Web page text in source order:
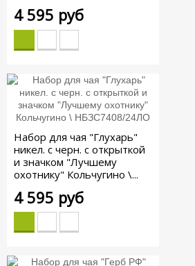
4 595 руб
Набор для чая "Глухарь"
никел. с черн. с открыткой
и значком "Лучшему
охотнику" Кольчугино \...
4 595 руб